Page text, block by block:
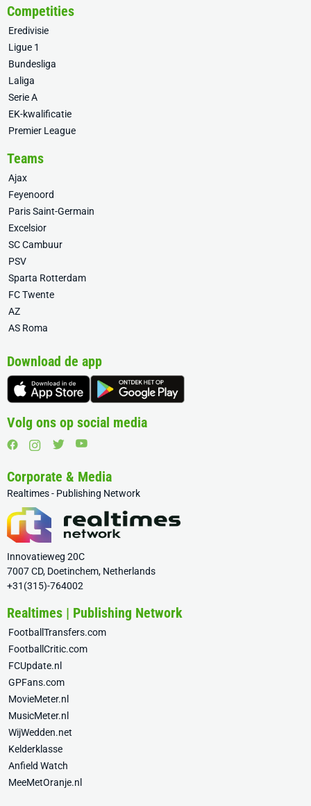
Competities
Eredivisie
Ligue 1
Bundesliga
Laliga
Serie A
EK-kwalificatie
Premier League
Teams
Ajax
Feyenoord
Paris Saint-Germain
Excelsior
SC Cambuur
PSV
Sparta Rotterdam
FC Twente
AZ
AS Roma
Download de app
Volg ons op social media
Corporate & Media
Realtimes - Publishing Network
Innovatieweg 20C
7007 CD, Doetinchem, Netherlands
+31(315)-764002
Realtimes | Publishing Network
FootballTransfers.com
FootballCritic.com
FCUpdate.nl
GPFans.com
MovieMeter.nl
MusicMeter.nl
WijWedden.net
Kelderklasse
Anfield Watch
MeeMetOranje.nl